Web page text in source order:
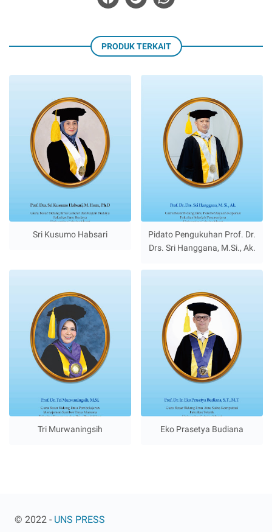
PRODUK TERKAIT
Sri Kusumo Habsari
Pidato Pengukuhan Prof. Dr.
Drs. Sri Hanggana, M.Si., Ak.
Tri Murwaningsih Eko Prasetya Budiana
© 2022 - UNS PRESS